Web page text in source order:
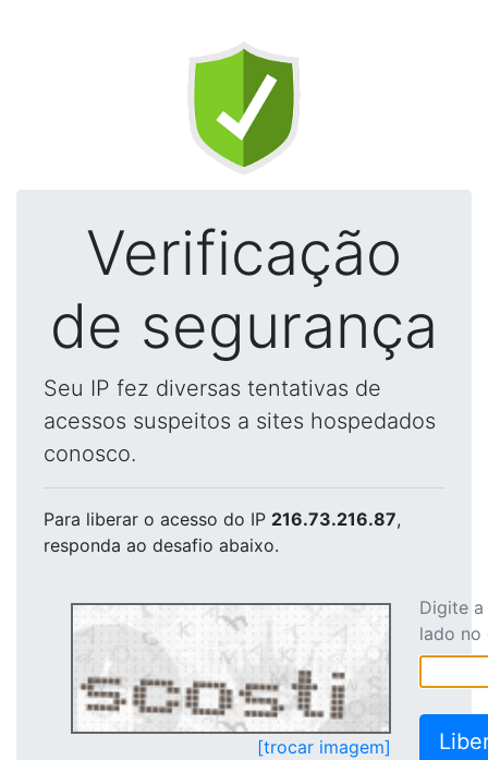
Verificação
de segurança
Seu IP fez diversas tentativas de
acessos suspeitos a sites hospedados
conosco.
Para liberar o acesso do IP 216.73.216.87,
responda ao desafio abaixo.
[trocar imagem]
Digite
lado no